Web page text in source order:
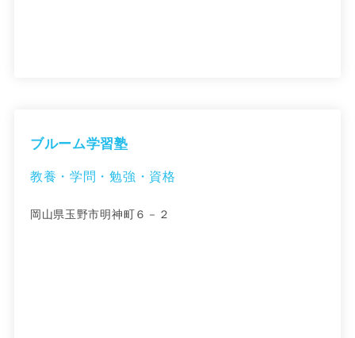
ブルーム学習塾
教養・学問・勉強・資格
岡山県玉野市明神町６－２